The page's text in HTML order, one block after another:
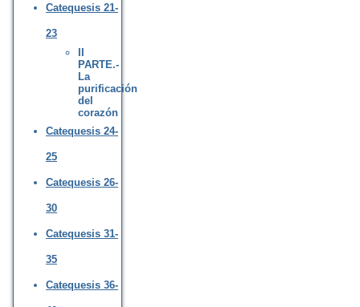
Catequesis 21-
23
PARTE.-
La
purificación
del
corazón
Catequesis 24-
25
Catequesis 26-
30
Catequesis 31-
35
Catequesis 36-